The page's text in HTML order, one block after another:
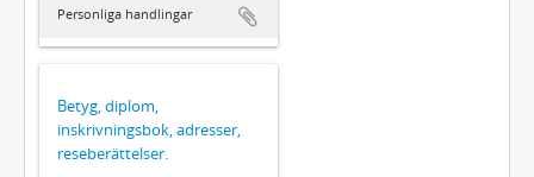
Personliga handlingar
Betyg, diplom,
inskrivningsbok, adresser,
reseberättelser.